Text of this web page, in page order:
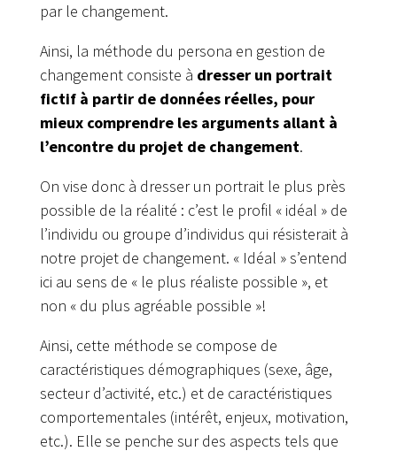
par le changement.
Ainsi, la méthode du persona en gestion de
changement consiste à dresser un portrait
fictif à partir de données réelles, pour
mieux comprendre les arguments allant à
l’encontre du projet de changement.
On vise donc à dresser un portrait le plus près
possible de la réalité : c’est le profil « idéal » de
l’individu ou groupe d’individus qui résisterait à
notre projet de changement. « Idéal » s’entend
ici au sens de « le plus réaliste possible », et
non « du plus agréable possible »!
Ainsi, cette méthode se compose de
caractéristiques démographiques (sexe, âge,
secteur d’activité, etc.) et de caractéristiques
comportementales (intérêt, enjeux, motivation,
etc.). Elle se penche sur des aspects tels que